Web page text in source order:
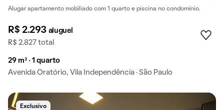
Alugar apartamento mobiliado com 1 quarto e piscina no condomínio.
R$ 2.293 aluguel
R$ 2.827 total
29 m² · 1 quarto
Avenida Oratório, Vila Independência · São Paulo
Exclusivo